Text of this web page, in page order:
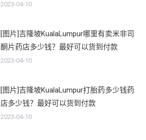
2023-04-10
[图片]吉隆坡KualaLumpur哪里有卖米非司
酮片药店多少钱？最好可以货到付款
2023-04-10
[图片]吉隆坡KualaLumpur打胎药多少钱药
店多少钱？最好可以货到付款
2023-04-10